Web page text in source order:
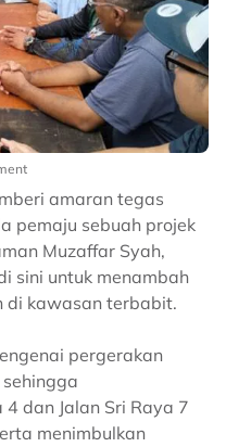
amaran tegas
pemaju sebuah projek
Muzaffar Syah,
sini untuk menambah
di kawasan terbabit.
pergerakan
dan Jalan Sri Raya 7
menimbulkan